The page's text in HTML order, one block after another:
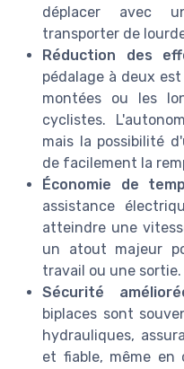
déplacer avec
transporter de
Réduction des
pédalage à deux
montées ou les
cyclistes.
mais la possibilité
de facilement la
Économie de
assistance
atteindre une
un atout majeur
travail ou une sortie.
Sécurité
biplaces sont
hydrauliques,
et fiable, même en